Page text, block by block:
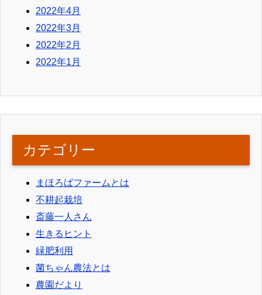
2022年4月
2022年3月
2022年2月
2022年1月
カテゴリー
まほろばファームとは
不耕起栽培
斎藤一人さん
生きるヒント
緑肥利用
菌ちゃん農法とは
農園だより